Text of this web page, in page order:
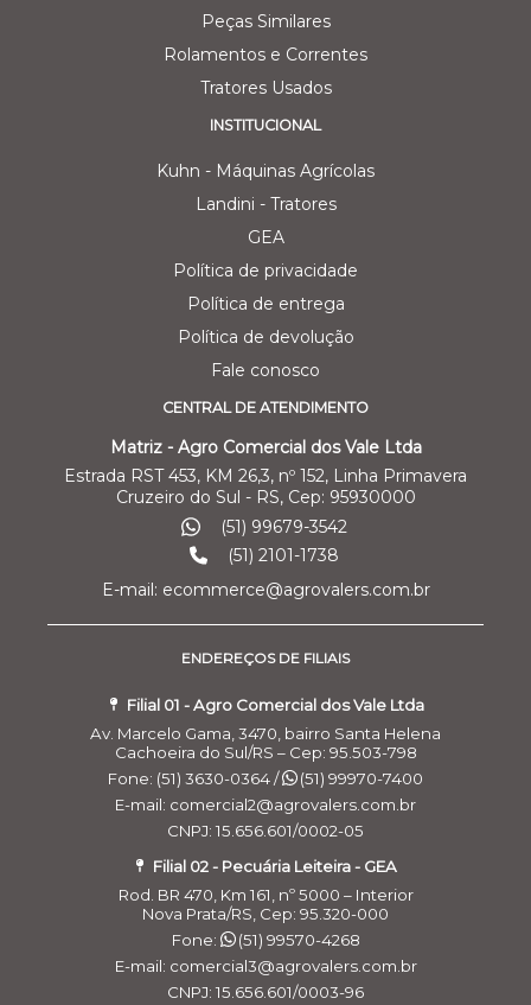
Peças Similares
Rolamentos e Correntes
Tratores Usados
INSTITUCIONAL
Kuhn - Máquinas Agrícolas
Landini - Tratores
GEA
Política de privacidade
Política de entrega
Política de devolução
Fale conosco
CENTRAL DE ATENDIMENTO
Matriz - Agro Comercial dos Vale Ltda
Estrada RST 453, KM 26,3, nº 152, Linha Primavera
Cruzeiro do Sul - RS, Cep: 95930000
(51) 99679-3542
(51) 2101-1738
E-mail: ecommerce@agrovalers.com.br
ENDEREÇOS DE FILIAIS
Filial 01 - Agro Comercial dos Vale Ltda
Av. Marcelo Gama, 3470, bairro Santa Helena
Cachoeira do Sul/RS – Cep: 95.503-798
Fone: (51) 3630-0364 /
(51) 99970-7400
E-mail: comercial2@agrovalers.com.br
CNPJ: 15.656.601/0002-05
Filial 02 - Pecuária Leiteira - GEA
Rod. BR 470, Km 161, nº 5000 – Interior
Nova Prata/RS, Cep: 95.320-000
Fone:
(51) 99570-4268
E-mail: comercial3@agrovalers.com.br
CNPJ: 15.656.601/0003-96